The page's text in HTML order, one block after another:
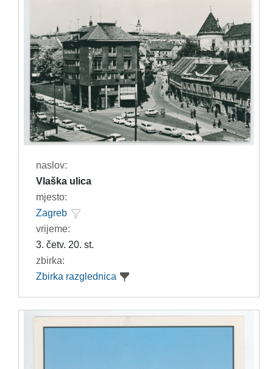
naslov:
Vlaška ulica
mjesto:
Zagreb
vrijeme:
3. četv. 20. st.
zbirka:
Zbirka razglednica